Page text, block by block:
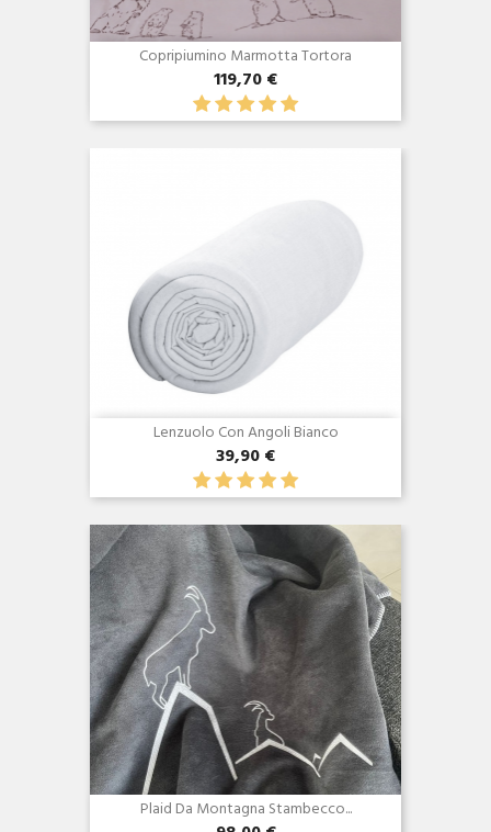
Copripiumino Marmotta Tortora
119,70 €
Anteprima
Lenzuolo Con Angoli Bianco
39,90 €
Anteprima
Plaid Da Montagna Stambecco...